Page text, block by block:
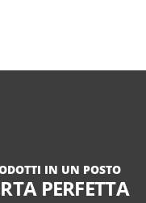
IN UN POSTO
PERFETTA